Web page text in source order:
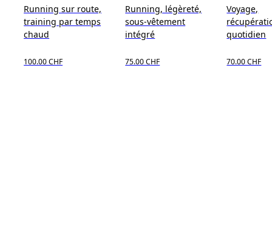
Running sur route,
training par temps
chaud
100.00 CHF
Running, légèreté,
sous-vêtement
intégré
75.00 CHF
Voyage,
quotidien
70.00 CHF